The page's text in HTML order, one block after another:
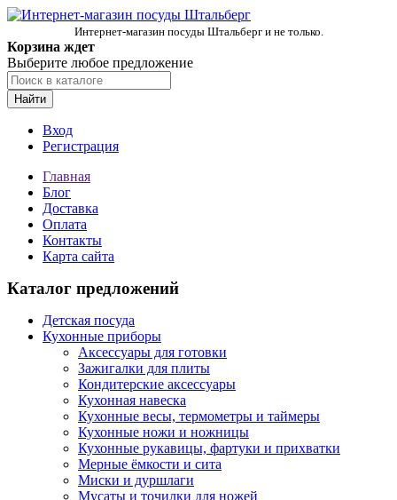
Интернет-магазин посуды Штальберг и не только.
Корзина ждет
Выберите любое предложение
Найти
Вход
Регистрация
Главная
Блог
Доставка
Оплата
Контакты
Карта сайта
Каталог предложений
Детская посуда
Кухонные приборы
Аксессуары для готовки
Зажигалки для плиты
Кондитерские аксессуары
Кухонная навеска
Кухонные весы, термометры и таймеры
Кухонные ножи и ножницы
Кухонные рукавицы, фартуки и прихватки
Мерные ёмкости и сита
Миски и дуршлаги
Мусаты и точилки для ножей